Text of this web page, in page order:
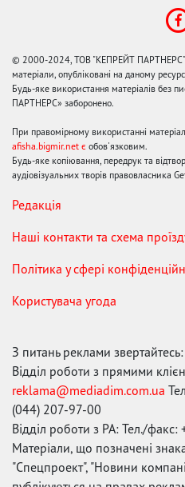
© 2000-2024, ТОВ "КЕПРЕЙТ ПАРТНЕРС".
матеріали, опубліковані на даному
Будь-яке використання матеріалів без
ПАРТНЕРС» заборонено.
При правомірному використанні
afisha.bigmir.net є обов'язковим.
Будь-яке копіювання, передрук та
аудіовізуальних творів правовласника
Редакція
Наші контакти та схема
Політика у сфері
Користувача угода
З питань реклами звертайтесь:
Відділ роботи з прямими
reklama@mediadim.com.ua
(044) 207-97-00
Відділ роботи з РА: Тел./
Матеріали, що позначені
"Спецпроект", "Новини